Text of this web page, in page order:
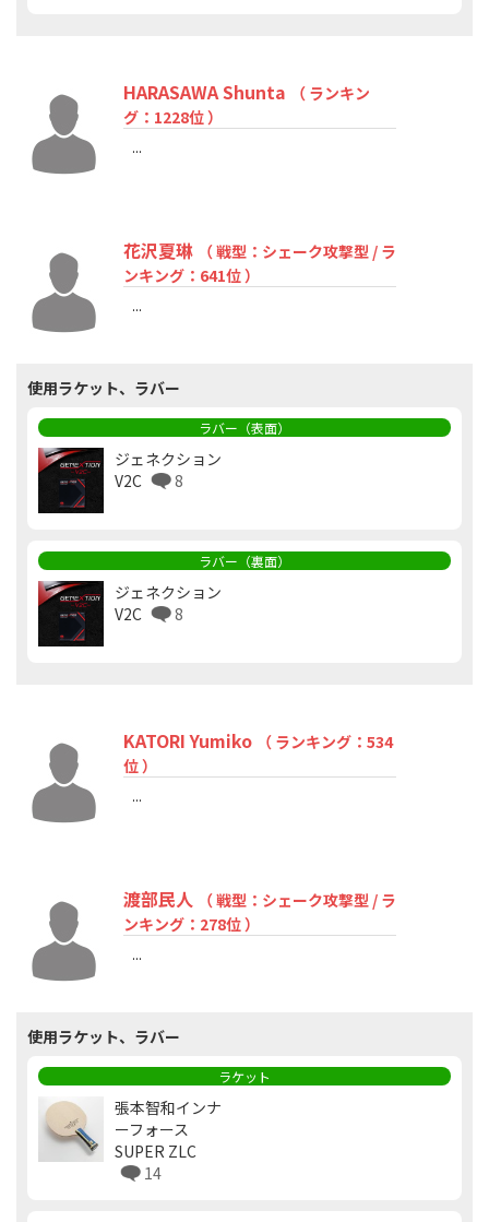
HARASAWA Shunta
（ ランキン
グ：1228位 ）
...
花沢夏琳
（ 戦型：シェーク攻撃型 / ラ
ンキング：641位 ）
...
使用ラケット、ラバー
ラバー（表面）
ジェネクション
V2C
8
ラバー（裏面）
ジェネクション
V2C
8
KATORI Yumiko
（ ランキング：534
位 ）
...
渡部民人
（ 戦型：シェーク攻撃型 / ラ
ンキング：278位 ）
...
使用ラケット、ラバー
ラケット
張本智和インナ
ーフォース
SUPER ZLC
14